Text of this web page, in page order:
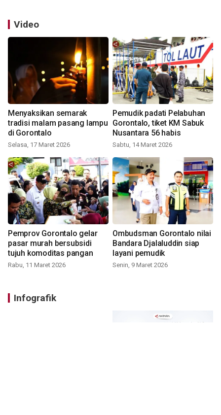
Video
Menyaksikan semarak
tradisi malam pasang lampu
di Gorontalo
Selasa, 17 Maret 2026
Pemudik padati Pelabuhan
Gorontalo, tiket KM Sabuk
Nusantara 56 habis
Sabtu, 14 Maret 2026
Pemprov Gorontalo gelar
pasar murah bersubsidi
tujuh komoditas pangan
Rabu, 11 Maret 2026
Ombudsman Gorontalo nilai
Bandara Djalaluddin siap
layani pemudik
Senin, 9 Maret 2026
Infografik